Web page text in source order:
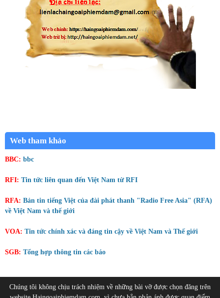
Web tham khảo
BBC: bbc
RFI: Tin tức liên quan đến Việt Nam từ RFI
RFA: Bản tin tiếng Việt của đài phát thanh "Radio Free Asia" (RFA)
về Việt Nam và thế giới
VOA: Tin tức chính xác và đáng tin cậy về Việt Nam và Thế giới
SGB: Tổng hợp thông tin các báo
Chúng tôi không chịu trách nhiệm về những bài vỡ được chọn đăng trên